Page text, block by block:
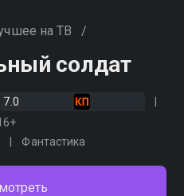
на ТВ /
солдат
7.0
Фантастика